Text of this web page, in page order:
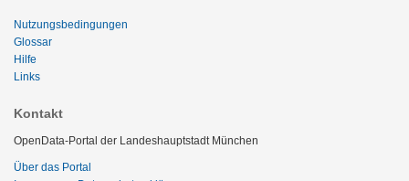
Nutzungsbedingungen
Glossar
Hilfe
Links
Kontakt
OpenData-Portal der Landeshauptstadt München
Über das Portal